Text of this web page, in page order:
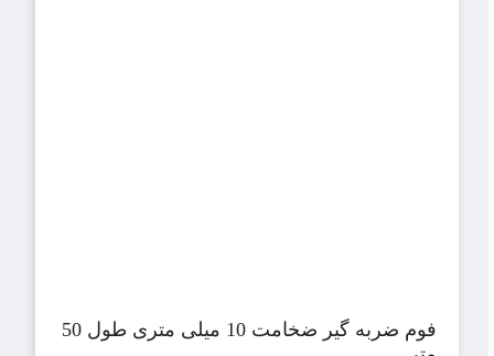
فوم ضربه گیر ضخامت 10 میلی متری طول 50